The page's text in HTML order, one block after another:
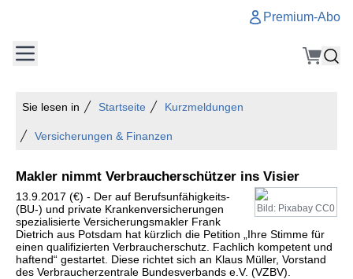
Premium-Abo
Sie lesen in Startseite Kurzmeldungen
Versicherungen & Finanzen
Makler nimmt Verbraucherschützer ins Visier
Bild: Pixabay CC0
13.9.2017 (€) - Der auf Berufsunfähigkeits-
(BU-) und private Krankenversicherungen
spezialisierte Versicherungsmakler Frank
Dietrich aus Potsdam hat kürzlich die Petition „Ihre Stimme für
einen qualifizierten Verbraucherschutz. Fachlich kompetent und
haftend“ gestartet. Diese richtet sich an Klaus Müller, Vorstand
des Verbraucherzentrale Bundesverbands e.V. (VZBV).